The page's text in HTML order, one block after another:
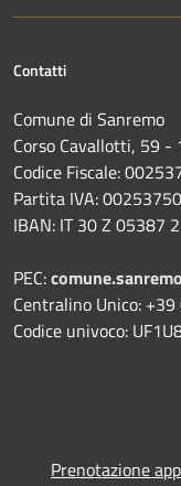
Contatti
Comune di Sanremo
Corso Cavallotti, 59
Codice Fiscale:
Partita IVA:
IBAN: IT 30 Z 05387
PEC:
Centralino Unico:
Codice univoco:
Prenotazione